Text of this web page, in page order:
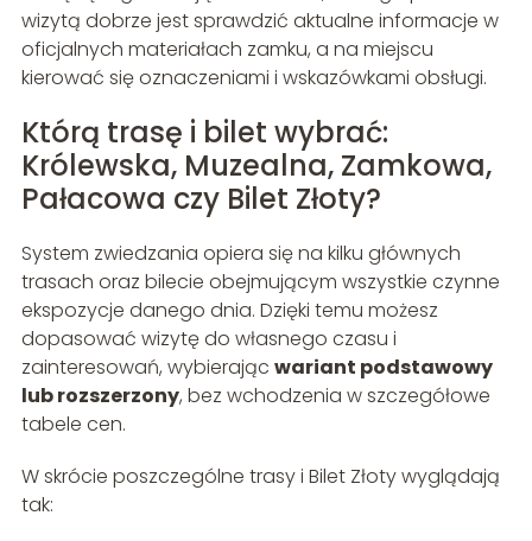
wizytą dobrze jest sprawdzić aktualne informacje w
oficjalnych materiałach zamku, a na miejscu
kierować się oznaczeniami i wskazówkami obsługi.
Którą trasę i bilet wybrać:
Królewska, Muzealna, Zamkowa,
Pałacowa czy Bilet Złoty?
System zwiedzania opiera się na kilku głównych
trasach oraz bilecie obejmującym wszystkie czynne
ekspozycje danego dnia. Dzięki temu możesz
dopasować wizytę do własnego czasu i
zainteresowań, wybierając wariant podstawowy
lub rozszerzony, bez wchodzenia w szczegółowe
tabele cen.
W skrócie poszczególne trasy i Bilet Złoty wyglądają
tak: